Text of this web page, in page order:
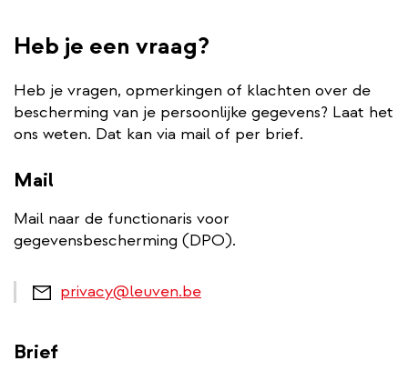
Heb je een vraag?
Heb je vragen, opmerkingen of klachten over de
bescherming van je persoonlijke gegevens? Laat het
ons weten. Dat kan via mail of per brief.
Mail
Mail naar de functionaris voor
gegevensbescherming (DPO).
privacy@leuven.be
Brief